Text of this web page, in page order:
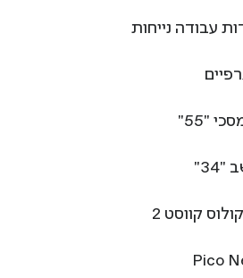
עבודה נייחות
"55"
קווסט 2